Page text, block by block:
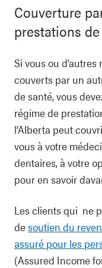
Couverture
prestations
Si vous ou
couverts par un
de santé, vous
régime de
l’Alberta peut
vous à votre
dentaires, à votre
pour en savoir
Les clients qui ne
desoutien du
assuré pour les
(Assured Income